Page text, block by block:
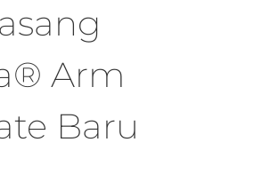
Arm
Baru